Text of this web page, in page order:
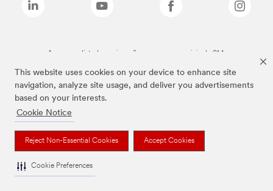
This website uses cookies on your device to enhance site
navigation, analyze site usage, and deliver you advertisements
based on your interests.
Cookie Notice
Reject Non-Essential Cookies Accept Cookies
Cookie Preferences
As marcas listadas a cima são marcas comerciais da 3M.